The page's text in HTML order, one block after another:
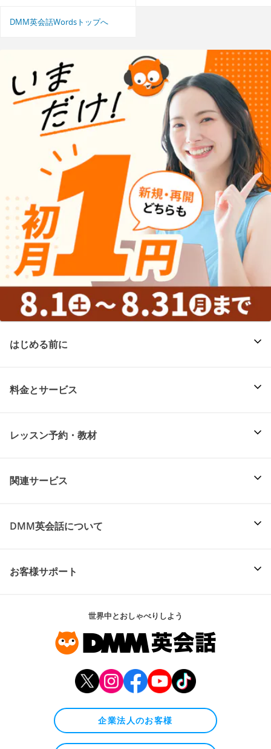
DMM英会話Wordsトップへ
はじめる前に
料金とサービス
レッスン予約・教材
関連サービス
DMM英会話について
お客様サポート
世界中とおしゃべりしよう
企業法人のお客様